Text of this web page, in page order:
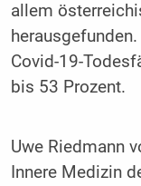
allem
Covid-19-
bis 53 Prozent.
Uwe Riedmann
Innere Medizin